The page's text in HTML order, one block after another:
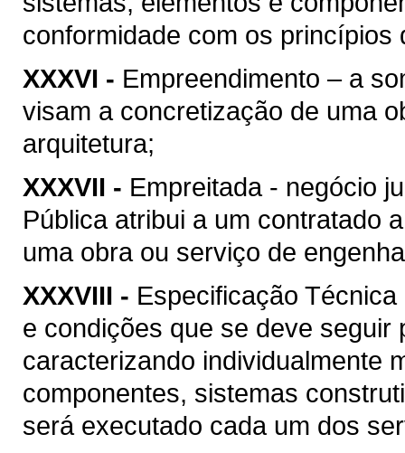
conformidade com os
XXXVI - Empreendimento – a
visam a concretização de uma
arquitetura;
XXXVII - Empreitada - negócio
Pública atribui a um contratado
uma obra ou serviço de
XXXVIII - Especificação
e condições que se deve seguir
caracterizando individualmente
componentes, sistemas
será executado cada um dos